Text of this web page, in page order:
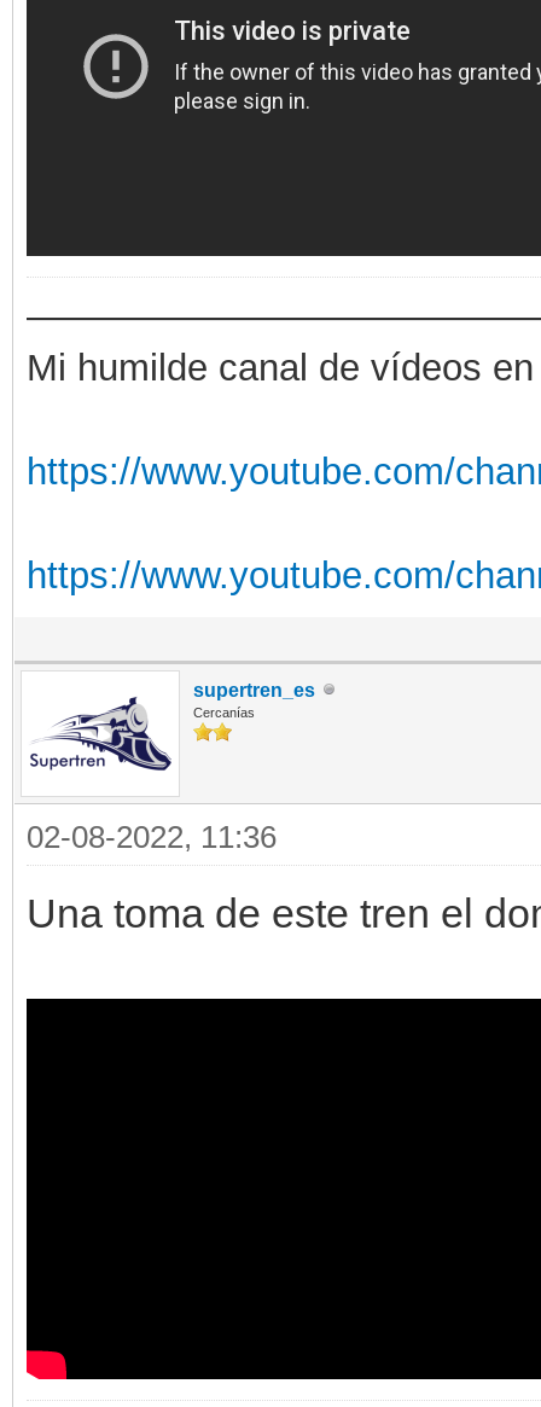
Mi humilde canal de vídeos
https://www.youtube.com/
https://www.youtube.com/
supertren_es
Cercanías
02-08-2022, 11:36
Una toma de este tren el